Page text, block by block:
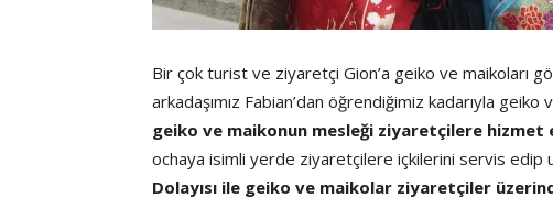
Bir çok turist ve ziyaretçi Gion’a geiko ve maikoları
arkadaşımız Fabian’dan öğrendiğimiz kadarıyla
geiko ve maikonun mesleği ziyaretçilere hizmet
ochaya isimli yerde ziyaretçilere içkilerini servis edip
Dolayısı ile geiko ve maikolar ziyaretçiler